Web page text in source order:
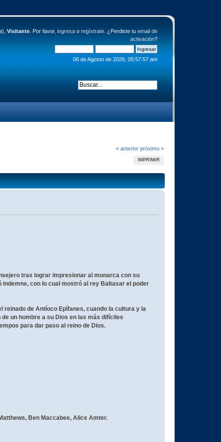
Visitante. Por favor, ingresao regístrate. ¿Perdiste tu email de
activación?
06 de Agosto de 2026, 05:57:57 am
« anterior próximo »
IMPRIMIR
tras lograr impresionar al monarca con su
con lo cual mostró al rey Baltasar el poder
reinado de Antíoco Epífanes, cuando la cultura y la
un hombre a su Dios en las más difíciles
para dar paso al reino de Dios.
Ben Maccabee, Alice Amter.